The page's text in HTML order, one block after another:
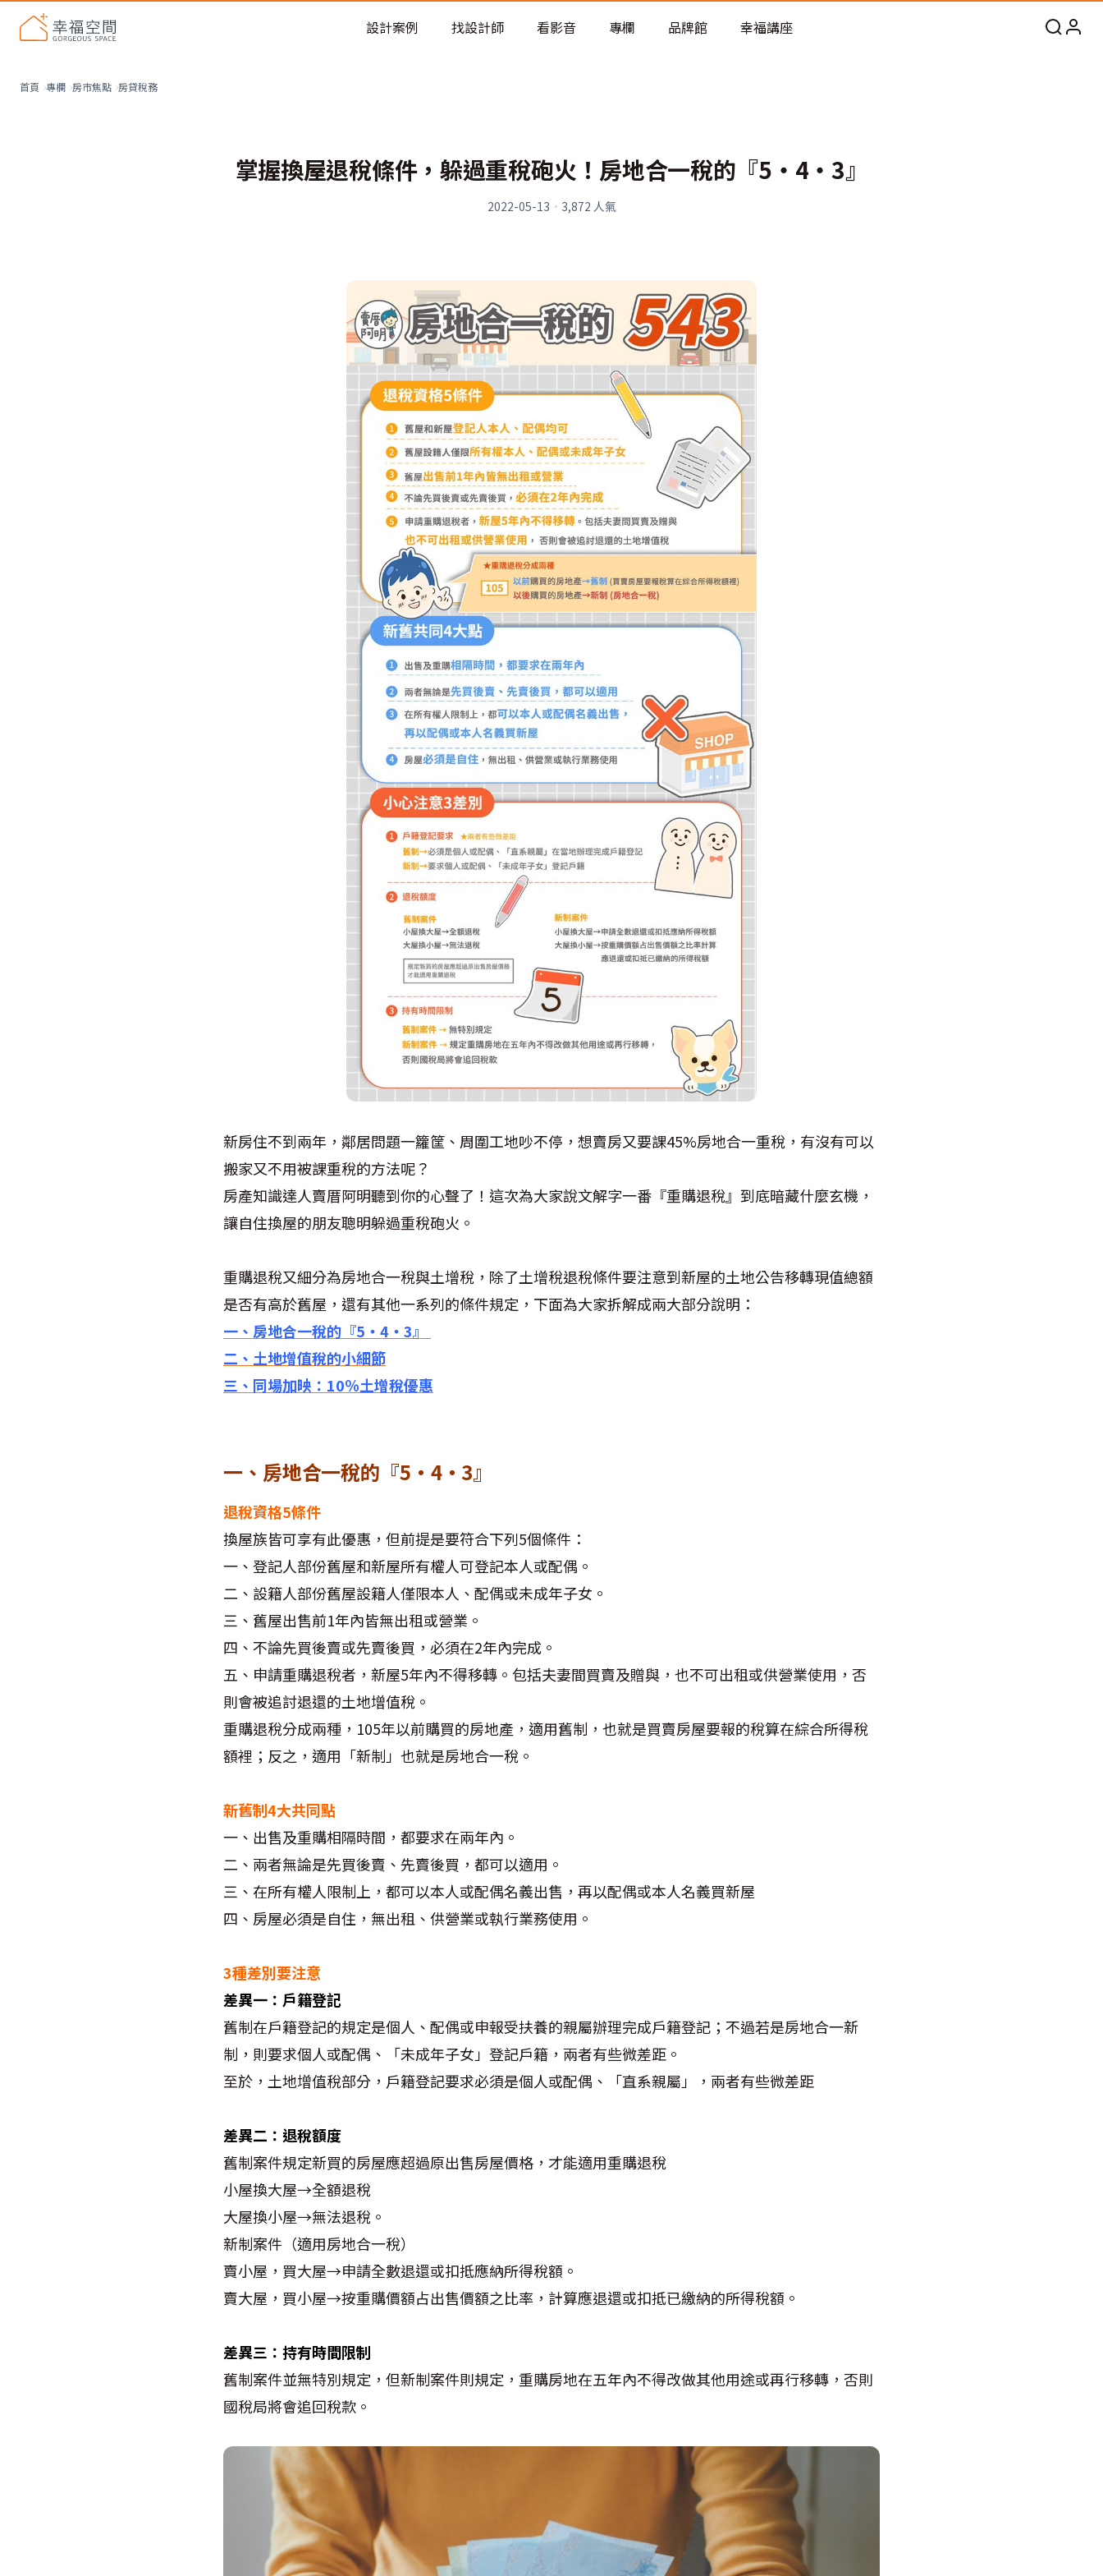
老屋預算分配與高 CP 值煥新術
設計案例 找設計師 看影音 專欄 品牌館 幸福講座
首頁 專欄 房市焦點 房貸稅務
掌握換屋退稅條件，躲過重稅砲火！房地合一稅的『5‧4‧3』
2022-05-13 · 3,872 人氣
新房住不到兩年，鄰居問題一籮筐、周圍工地吵不停，想賣房又要課45%房地合一重稅，有沒有可以
搬家又不用被課重稅的方法呢？
房產知識達人賣厝阿明聽到你的心聲了！這次為大家說文解字一番『重購退稅』到底暗藏什麼玄機，
讓自住換屋的朋友聰明躲過重稅砲火。
重購退稅又細分為房地合一稅與土增稅，除了土增稅退稅條件要注意到新屋的土地公告移轉現值總額
是否有高於舊屋，還有其他一系列的條件規定，下面為大家拆解成兩大部分說明：
一、房地合一稅的『5‧4‧3』
二、土地增值稅的小細節
三、同場加映：10％土增稅優惠
一、房地合一稅的『5‧4‧3』
退稅資格5條件
換屋族皆可享有此優惠，但前提是要符合下列5個條件：
一、登記人部份舊屋和新屋所有權人可登記本人或配偶。
二、設籍人部份舊屋設籍人僅限本人、配偶或未成年子女。
三、舊屋出售前1年內皆無出租或營業。
四、不論先買後賣或先賣後買，必須在2年內完成。
五、申請重購退稅者，新屋5年內不得移轉。包括夫妻間買賣及贈與，也不可出租或供營業使用，否
則會被追討退還的土地增值稅。
重購退稅分成兩種，105年以前購買的房地產，適用舊制，也就是買賣房屋要報的稅算在綜合所得稅
額裡；反之，適用「新制」也就是房地合一稅。
新舊制4大共同點
一、出售及重購相隔時間，都要求在兩年內。
二、兩者無論是先買後賣、先賣後買，都可以適用。
三、在所有權人限制上，都可以本人或配偶名義出售，再以配偶或本人名義買新屋
四、房屋必須是自住，無出租、供營業或執行業務使用。
3種差別要注意
差異一：戶籍登記
舊制在戶籍登記的規定是個人、配偶或申報受扶養的親屬辦理完成戶籍登記；不過若是房地合一新
制，則要求個人或配偶、「未成年子女」登記戶籍，兩者有些微差距。
至於，土地增值稅部分，戶籍登記要求必須是個人或配偶、「直系親屬」，兩者有些微差距
差異二：退稅額度
舊制案件規定新買的房屋應超過原出售房屋價格，才能適用重購退稅
小屋換大屋→全額退稅
大屋換小屋→無法退稅。
新制案件（適用房地合一稅）
賣小屋，買大屋→申請全數退還或扣抵應納所得稅額。
賣大屋，買小屋→按重購價額占出售價額之比率，計算應退還或扣抵已繳納的所得稅額。
差異三：持有時間限制
舊制案件並無特別規定，但新制案件則規定，重購房地在五年內不得改做其他用途或再行移轉，否則
國稅局將會追回稅款。